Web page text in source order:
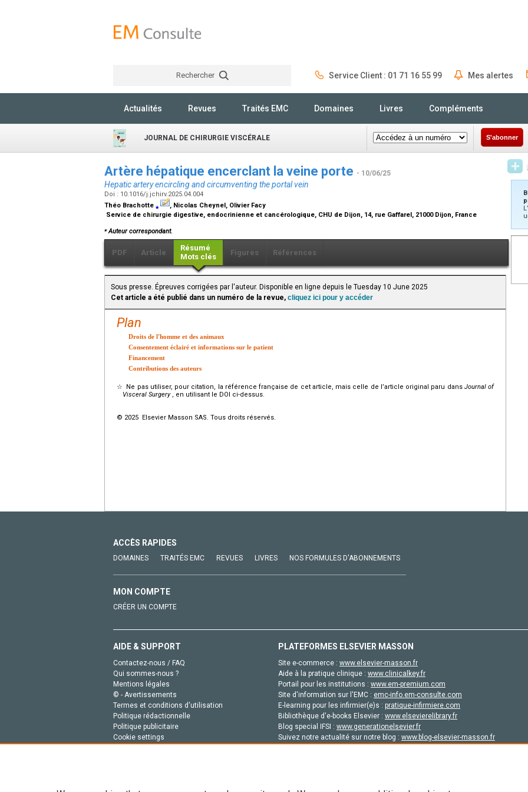
Rechercher Service Client : 01 71 16 55 99 Mes alertes
Actualités Revues Traités EMC Domaines Livres Compléments
JOURNAL DE CHIRURGIE VISCÉRALE S'abonner
Artère hépatique encerclant la veine porte - 10/06/25
Hepatic artery encircling and circumventing the portal vein
Doi : 10.1016/j.jchirv.2025.04.004
Théo Brachotte ⁎
, Nicolas Cheynel, Olivier Facy
Service de chirurgie digestive, endocrinienne et cancérologique, CHU de Dijon, 14, rue Gaffarel, 21000 Dijon, France
⁎Auteur correspondant.
PDF Article
Résumé
Mots clés
Figures Références
Sous presse. Épreuves corrigées par l'auteur. Disponible en ligne depuis le Tuesday 10 June 2025
Cet article a été publié dans un numéro de la revue, cliquez ici pour y accéder
Plan
Droits de l'homme et des animaux
Consentement éclairé et informations sur le patient
Financement
Contributions des auteurs
☆ Ne pas utiliser, pour citation, la référence française de cet article, mais celle de l’article original paru dans Journal of
Visceral Surgery, en utilisant le DOI ci-dessus.
© 2025 Elsevier Masson SAS. Tous droits réservés.
ACCÈS RAPIDES
DOMAINES TRAITÉS EMC REVUES LIVRES NOS FORMULES D'ABONNEMENTS
MON COMPTE
CRÉER UN COMPTE
AIDE & SUPPORT
Contactez-nous / FAQ
Qui sommes-nous ?
Mentions légales
© - Avertissements
Termes et conditions d'utilisation
Politique rédactionnelle
Politique publicitaire
Cookie settings
PLATEFORMES ELSEVIER MASSON
Site e-commerce : www.elsevier-masson.fr
Aide à la pratique clinique : www.clinicalkey.fr
Portail pour les institutions : www.em-premium.com
Site d'information sur l'EMC : emc-info.em-consulte.com
E-learning pour les infirmier(e)s : pratique-infirmiere.com
Bibliothèque d'e-books Elsevier : www.elsevierelibrary.fr
Blog special IFSI : www.generationelsevier.fr
Suivez notre actualité sur notre blog : www.blog-elsevier-masson.fr